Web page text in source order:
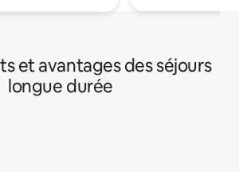
et avantages des séjours
longue durée